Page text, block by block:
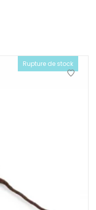
Rupture de stock